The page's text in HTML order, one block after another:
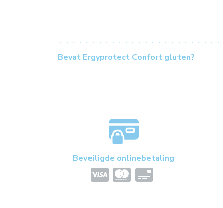
Bevat Ergyprotect Confort gluten?
Beveiligde onlinebetaling